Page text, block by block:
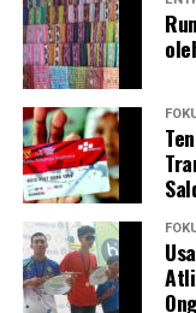
Sebagai
meluncurkan
(16/12/2025)
“Melalui inisiatif
menghadirkan
inklusif, dan
tanpa
menjadi fondasi
kepada rakyat,
Editor: Ikas
Post Views: 235